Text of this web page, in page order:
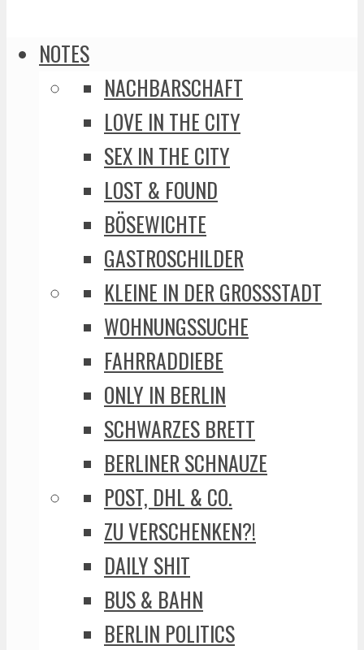
NOTES
NACHBARSCHAFT
LOVE IN THE CITY
SEX IN THE CITY
LOST & FOUND
BÖSEWICHTE
GASTROSCHILDER
KLEINE IN DER GROSSSTADT
WOHNUNGSSUCHE
FAHRRADDIEBE
ONLY IN BERLIN
SCHWARZES BRETT
BERLINER SCHNAUZE
POST, DHL & CO.
ZU VERSCHENKEN?!
DAILY SHIT
BUS & BAHN
BERLIN POLITICS